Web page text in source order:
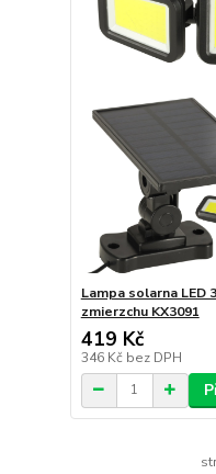
Lampa solarna LED
zmierzchu KX3091
419 Kč
346 Kč bez DPH